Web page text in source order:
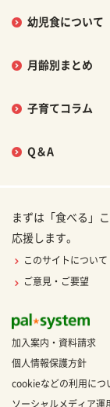
幼児食について
月齢別まとめ
子育てコラム
Q＆A
まずは「食べる」
応援します。
このサイトについて
ご意見・ご要望
加入案内・資料請求
個人情報保護方針
cookieなどの利用につ
ソーシャルメディア運